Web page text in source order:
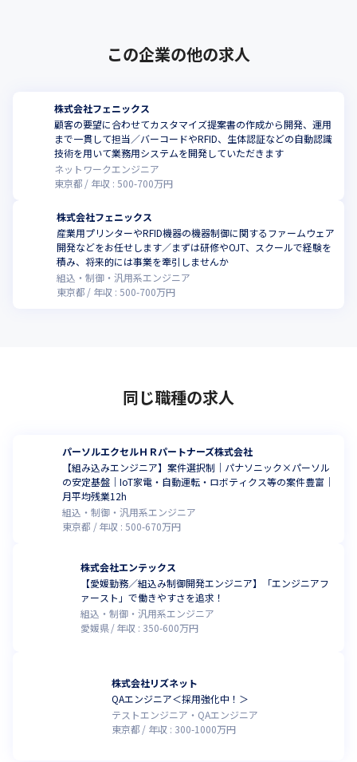
この企業の他の求人
株式会社フェニックス
顧客の要望に合わせてカスタマイズ提案書の作成から開発、運用
まで一貫して担当／バーコードやRFID、生体認証などの自動認識
技術を用いて業務用システムを開発していただきます
ネットワークエンジニア
東京都
年収 : 500-700万円
株式会社フェニックス
産業用プリンターやRFID機器の機器制御に関するファームウェア
開発などをお任せします／まずは研修やOJT、スクールで経験を
積み、将来的には事業を牽引しませんか
組込・制御・汎用系エンジニア
東京都
年収 : 500-700万円
同じ職種の求人
パーソルエクセルＨＲパートナーズ株式会社
【組み込みエンジニア】案件選択制｜パナソニック×パーソル
の安定基盤｜IoT家電・自動運転・ロボティクス等の案件豊富｜
月平均残業12h
組込・制御・汎用系エンジニア
東京都
年収 :500-670万円
株式会社エンテックス
【愛媛勤務／組込み制御開発エンジニア】「エンジニアフ
ァースト」で働きやすさを追求！
組込・制御・汎用系エンジニア
愛媛県
年収 : 350-600万円
株式会社リズネット
QAエンジニア＜採用強化中！＞
テストエンジニア・QAエンジニア
東京都
年収 : 300-1000万円